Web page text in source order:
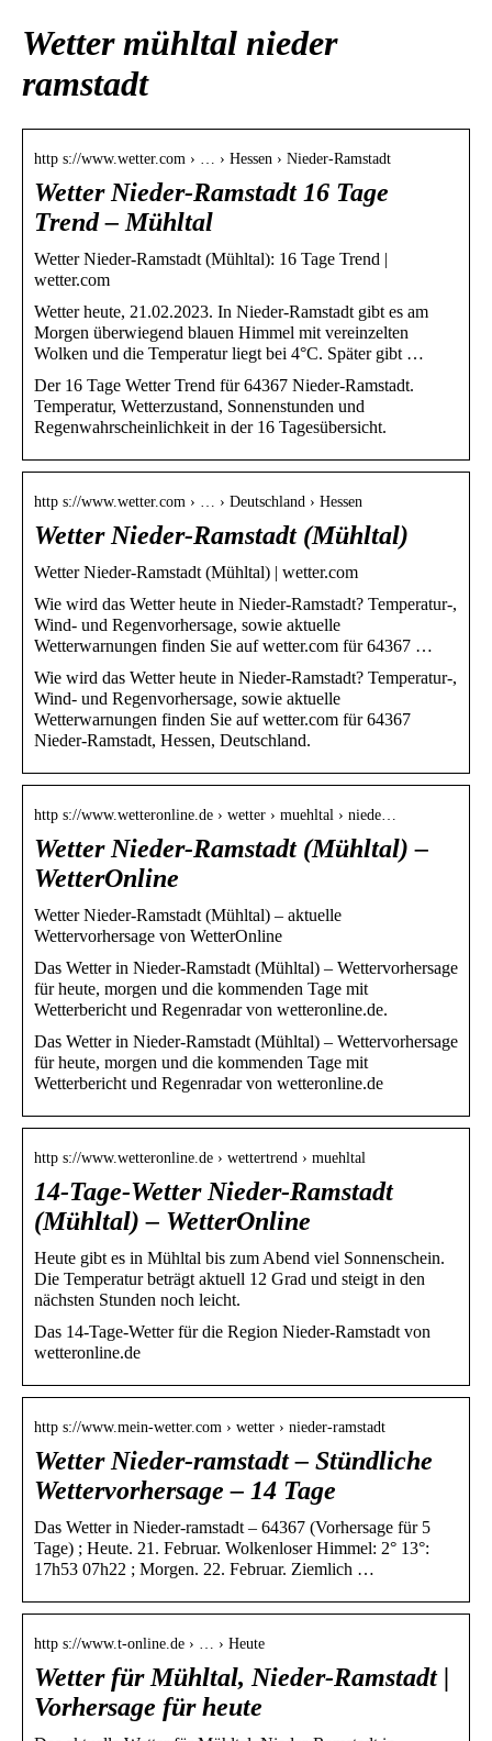
Wetter mühltal nieder
ramstadt
http s://www.wetter.com › … › Hessen › Nieder-Ramstadt
Wetter Nieder-Ramstadt 16 Tage
Trend – Mühltal
Wetter Nieder-Ramstadt (Mühltal): 16 Tage Trend |
wetter.com
Wetter heute, 21.02.2023. In Nieder-Ramstadt gibt es am
Morgen überwiegend blauen Himmel mit vereinzelten
Wolken und die Temperatur liegt bei 4°C. Später gibt …
Der 16 Tage Wetter Trend für 64367 Nieder-Ramstadt.
Temperatur, Wetterzustand, Sonnenstunden und
Regenwahrscheinlichkeit in der 16 Tagesübersicht.
http s://www.wetter.com › … › Deutschland › Hessen
Wetter Nieder-Ramstadt (Mühltal)
Wetter Nieder-Ramstadt (Mühltal) | wetter.com
Wie wird das Wetter heute in Nieder-Ramstadt? Temperatur-,
Wind- und Regenvorhersage, sowie aktuelle
Wetterwarnungen finden Sie auf wetter.com für 64367 …
Wie wird das Wetter heute in Nieder-Ramstadt? Temperatur-,
Wind- und Regenvorhersage, sowie aktuelle
Wetterwarnungen finden Sie auf wetter.com für 64367
Nieder-Ramstadt, Hessen, Deutschland.
http s://www.wetteronline.de › wetter › muehltal › niede…
Wetter Nieder-Ramstadt (Mühltal) –
WetterOnline
Wetter Nieder-Ramstadt (Mühltal) – aktuelle
Wettervorhersage von WetterOnline
Das Wetter in Nieder-Ramstadt (Mühltal) – Wettervorhersage
für heute, morgen und die kommenden Tage mit
Wetterbericht und Regenradar von wetteronline.de.
Das Wetter in Nieder-Ramstadt (Mühltal) – Wettervorhersage
für heute, morgen und die kommenden Tage mit
Wetterbericht und Regenradar von wetteronline.de
http s://www.wetteronline.de › wettertrend › muehltal
14-Tage-Wetter Nieder-Ramstadt
(Mühltal) – WetterOnline
Heute gibt es in Mühltal bis zum Abend viel Sonnenschein.
Die Temperatur beträgt aktuell 12 Grad und steigt in den
nächsten Stunden noch leicht.
Das 14-Tage-Wetter für die Region Nieder-Ramstadt von
wetteronline.de
http s://www.mein-wetter.com › wetter › nieder-ramstadt
Wetter Nieder-ramstadt – Stündliche
Wettervorhersage – 14 Tage
Das Wetter in Nieder-ramstadt – 64367 (Vorhersage für 5
Tage) ; Heute. 21. Februar. Wolkenloser Himmel: 2° 13°:
17h53 07h22 ; Morgen. 22. Februar. Ziemlich …
http s://www.t-online.de › … › Heute
Wetter für Mühltal, Nieder-Ramstadt |
Vorhersage für heute